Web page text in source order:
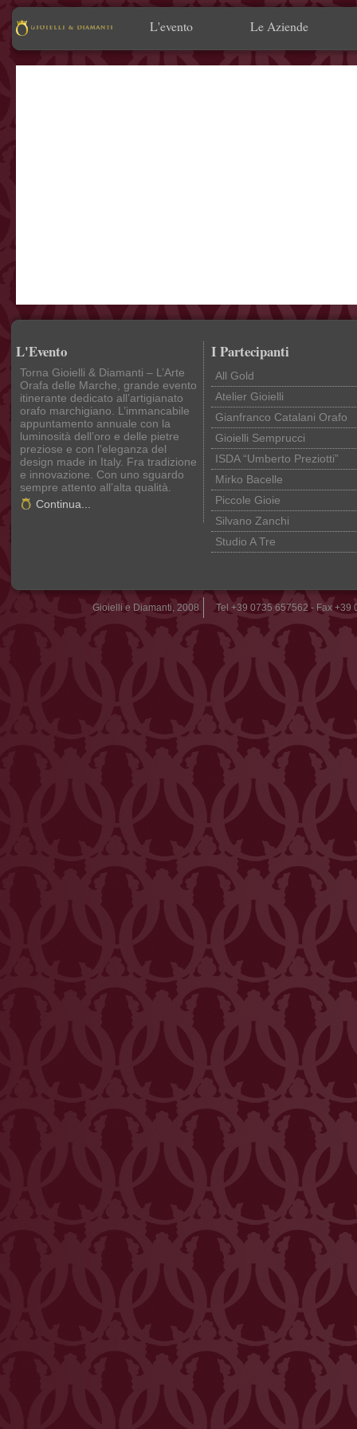
L'evento Le Aziende
L'Evento
Torna Gioielli & Diamanti – L’Arte
Orafa delle Marche, grande evento
itinerante dedicato all’artigianato
orafo marchigiano. L’immancabile
appuntamento annuale con la
luminosità dell’oro e delle pietre
preziose e con l’eleganza del
design made in Italy. Fra tradizione
e innovazione. Con uno sguardo
sempre attento all’alta qualità.
Continua...
I Partecipanti
All Gold
Atelier Gioielli
Gianfranco Catalani Orafo
Gioielli Semprucci
ISDA “Umberto Preziotti”
Mirko Bacelle
Piccole Gioie
Silvano Zanchi
Studio A Tre
Gioielli e Diamanti, 2008 Tel +39 0735 657562 - Fax +39